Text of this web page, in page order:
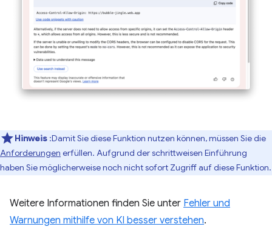
Hinweis :Damit Sie diese Funktion nutzen können, müssen Sie die
Anforderungen erfüllen. Aufgrund der schrittweisen Einführung
haben Sie möglicherweise noch nicht sofort Zugriff auf diese Funktion.
Weitere Informationen finden Sie unter Fehler und
Warnungen mithilfe von KI besser verstehen.